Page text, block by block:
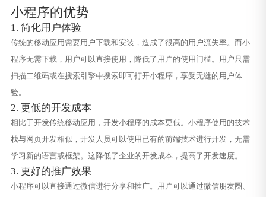
小程序的优势
1. 简化用户体验
传统的移动应用需要用户下载和安装，造成了很高的用户流失率。而小
程序无需下载，用户可以直接使用，降低了用户的使用门槛。用户只需
扫描二维码或在搜索引擎中搜索即可打开小程序，享受无缝的用户体
验。
2. 更低的开发成本
相比于开发传统移动应用，开发小程序的成本更低。小程序使用的技术
栈与网页开发相似，开发人员可以使用已有的前端技术进行开发，无需
学习新的语言或框架。这降低了企业的开发成本，提高了开发速度。
3. 更好的推广效果
小程序可以直接通过微信进行分享和推广。用户可以通过微信朋友圈、